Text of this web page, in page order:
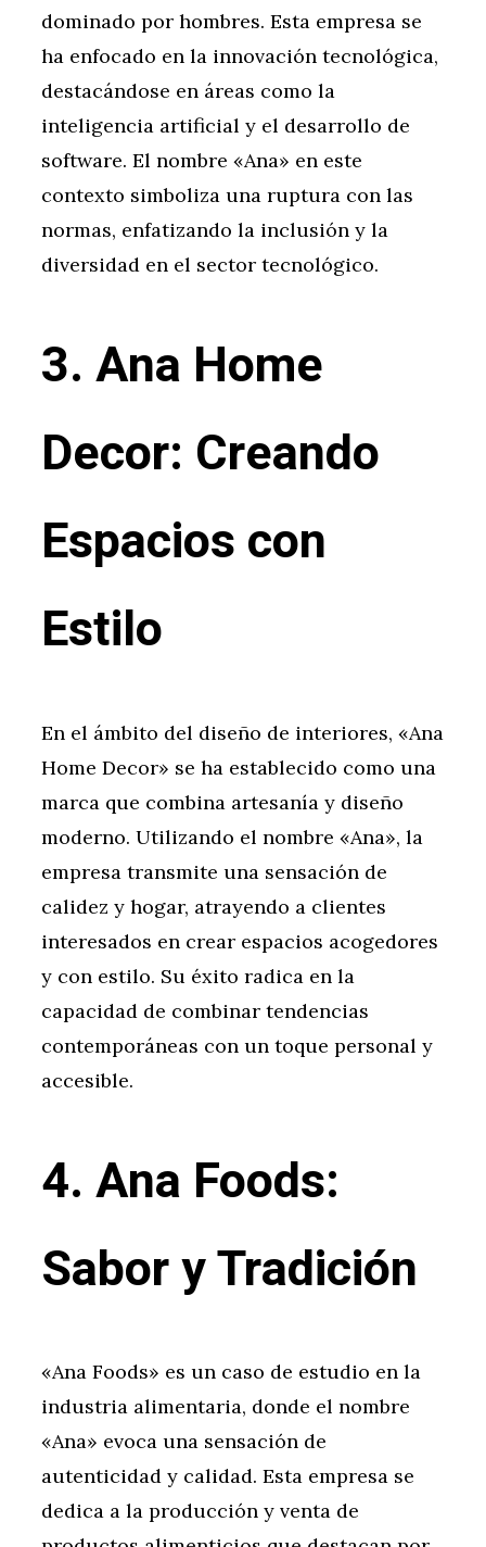
dominado por hombres. Esta empresa se
ha enfocado en la innovación tecnológica,
destacándose en áreas como la
inteligencia artificial y el desarrollo de
software. El nombre «Ana» en este
contexto simboliza una ruptura con las
normas, enfatizando la inclusión y la
diversidad en el sector tecnológico.
3. Ana Home
Decor: Creando
Espacios con
Estilo
En el ámbito del diseño de interiores, «Ana
Home Decor» se ha establecido como una
marca que combina artesanía y diseño
moderno. Utilizando el nombre «Ana», la
empresa transmite una sensación de
calidez y hogar, atrayendo a clientes
interesados en crear espacios acogedores
y con estilo. Su éxito radica en la
capacidad de combinar tendencias
contemporáneas con un toque personal y
accesible.
4. Ana Foods:
Sabor y Tradición
«Ana Foods» es un caso de estudio en la
industria alimentaria, donde el nombre
«Ana» evoca una sensación de
autenticidad y calidad. Esta empresa se
dedica a la producción y venta de